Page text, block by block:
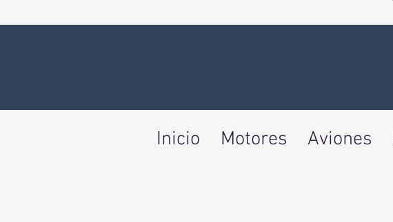
Inicio Motores Aviones